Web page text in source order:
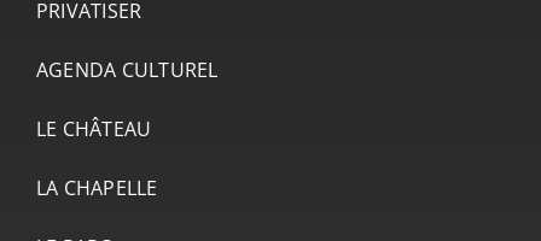
PRIVATISER
AGENDA CULTUREL
LE CHÂTEAU
LA CHAPELLE